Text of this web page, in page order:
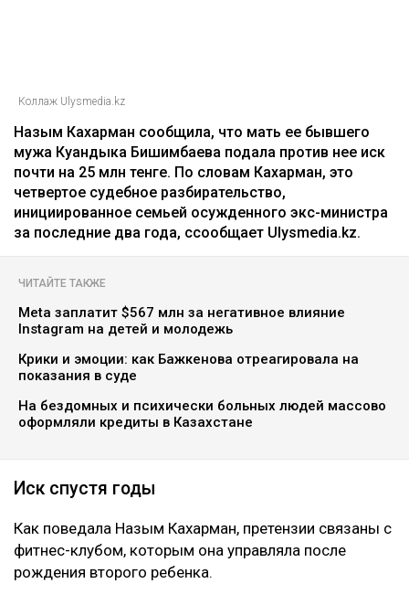
Коллаж Ulysmedia.kz
Назым Кахарман сообщила, что мать ее бывшего
мужа Куандыка Бишимбаева подала против нее иск
почти на 25 млн тенге. По словам Кахарман, это
четвертое судебное разбирательство,
инициированное семьей осужденного экс-министра
за последние два года, ссообщает Ulysmedia.kz.
ЧИТАЙТЕ ТАКЖЕ
Meta заплатит $567 млн за негативное влияние
Instagram на детей и молодежь
Крики и эмоции: как Бажкенова отреагировала на
показания в суде
На бездомных и психически больных людей массово
оформляли кредиты в Казахстане
Иск спустя годы
Как поведала Назым Кахарман, претензии связаны с
фитнес-клубом, которым она управляла после
рождения второго ребенка.